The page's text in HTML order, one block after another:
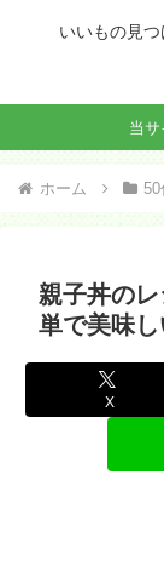
いいもの見つ
当サ
ホーム 50
親子丼の
単で美味
X